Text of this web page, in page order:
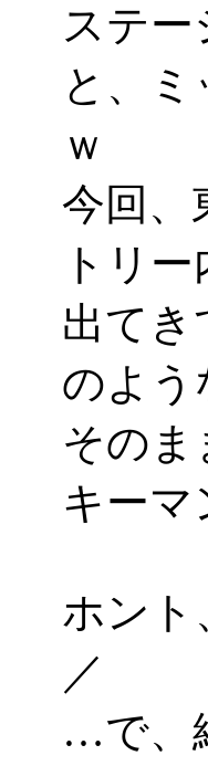
ステ
と、
ｗ
今回、
トリ
出てき
のよう
そのま
キー
ホント
／
…で、